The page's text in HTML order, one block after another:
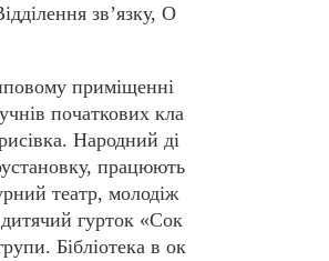
зв’язку, О
приміщенні
початкових кла
Народний ді
працюють
театр, молодіж
гурток «Сок
Бібліотека в ок